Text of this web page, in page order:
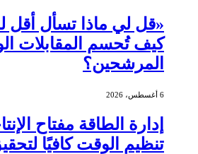
«قل لي ماذا تسأل أقل
كيف تُحسم المقابلات
المرشحين؟
6 أغسطس، 2026
إدارة الطاقة مفتاح
تنظيم الوقت كافيًا